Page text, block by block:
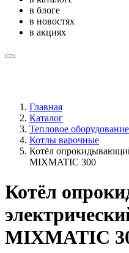
в блоге
в новостях
в акциях
Главная
Каталог
Тепловое оборудование
Котлы варочные
Котёл
MIXMATIC 300
Котёл
MIXMATIC